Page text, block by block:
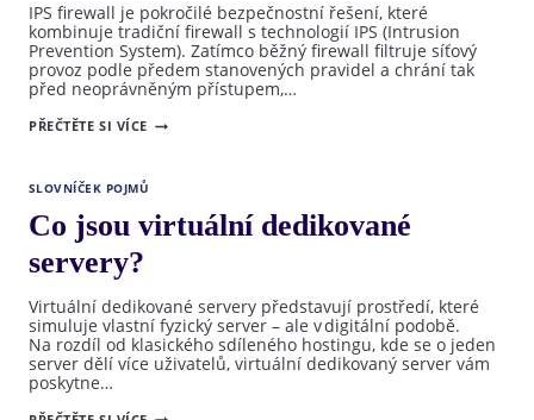
IPS firewall je pokročilé bezpečnostní řešení, které
kombinuje tradiční firewall s technologií IPS (Intrusion
Prevention System). Zatímco běžný firewall filtruje síťový
provoz podle předem stanovených pravidel a chrání tak
před neoprávněným přístupem,…
PŘEČTĚTE SI VÍCECO
A JAK
VAŠI
INFRASTRUKTURU?
SLOVNÍČEK POJMŮ
Co jsou virtuální dedikované
servery?
Virtuální dedikované servery představují prostředí, které
simuluje vlastní fyzický server – ale v digitální podobě.
Na rozdíl od klasického sdíleného hostingu, kde se o jeden
server dělí více uživatelů, virtuální dedikovaný server vám
poskytne…
CO